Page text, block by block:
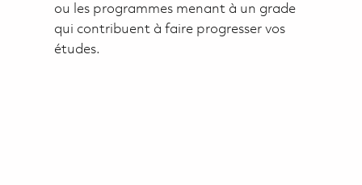
ou les programmes menant à un grade
qui contribuent à faire progresser vos
études.